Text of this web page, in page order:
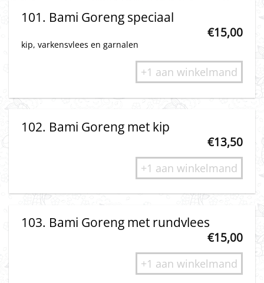
101. Bami Goreng speciaal
€15,00
kip, varkensvlees en garnalen
+1 aan winkelmand
102. Bami Goreng met kip
€13,50
+1 aan winkelmand
103. Bami Goreng met rundvlees
€15,00
+1 aan winkelmand